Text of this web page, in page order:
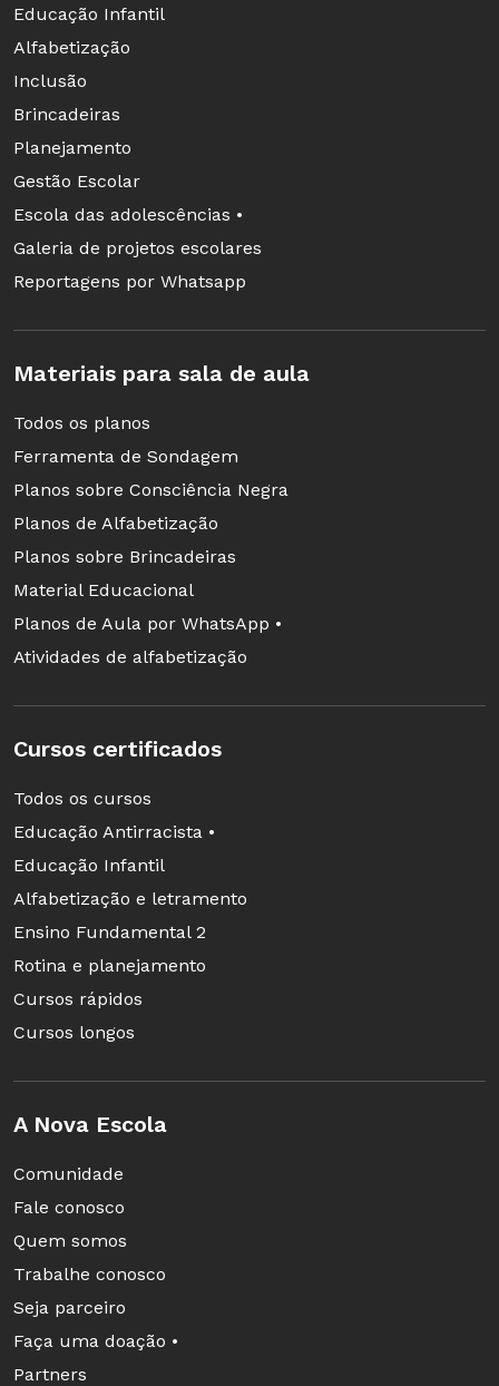
Educação Infantil
Alfabetização
Inclusão
Brincadeiras
Planejamento
Gestão Escolar
Escola das adolescências •
Galeria de projetos escolares
Reportagens por Whatsapp
Materiais para sala de aula
Todos os planos
Ferramenta de Sondagem
Planos sobre Consciência Negra
Planos de Alfabetização
Planos sobre Brincadeiras
Material Educacional
Planos de Aula por WhatsApp •
Atividades de alfabetização
Cursos certificados
Todos os cursos
Educação Antirracista •
Educação Infantil
Alfabetização e letramento
Ensino Fundamental 2
Rotina e planejamento
Cursos rápidos
Cursos longos
A Nova Escola
Comunidade
Fale conosco
Quem somos
Trabalhe conosco
Seja parceiro
Faça uma doação •
Partners